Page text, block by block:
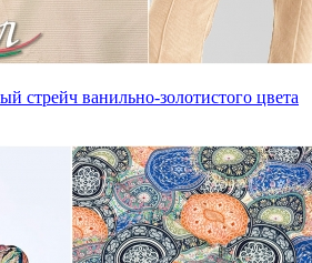
стрейч ванильно-золотистого цвета